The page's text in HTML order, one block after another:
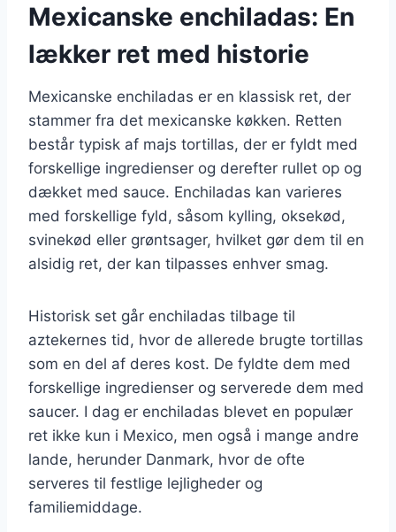
Mexicanske enchiladas: En
lækker ret med historie
Mexicanske enchiladas er en klassisk ret, der
stammer fra det mexicanske køkken. Retten
består typisk af majs tortillas, der er fyldt med
forskellige ingredienser og derefter rullet op og
dækket med sauce. Enchiladas kan varieres
med forskellige fyld, såsom kylling, oksekød,
svinekød eller grøntsager, hvilket gør dem til en
alsidig ret, der kan tilpasses enhver smag.
Historisk set går enchiladas tilbage til
aztekernes tid, hvor de allerede brugte tortillas
som en del af deres kost. De fyldte dem med
forskellige ingredienser og serverede dem med
saucer. I dag er enchiladas blevet en populær
ret ikke kun i Mexico, men også i mange andre
lande, herunder Danmark, hvor de ofte
serveres til festlige lejligheder og
familiemiddage.